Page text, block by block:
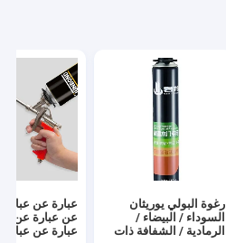
رغوة البولي يوريثان
السوداء / البيضاء /
الرمادية / الشفافة ذات
عبارة عن
عن عبارة عن
عبارة عن